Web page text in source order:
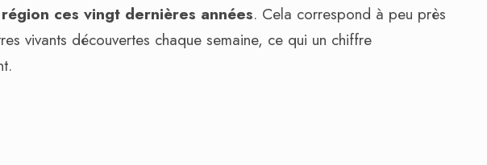
ces vingt dernières années. Cela correspond à peu près
vivants découvertes chaque semaine, ce qui un chiffre